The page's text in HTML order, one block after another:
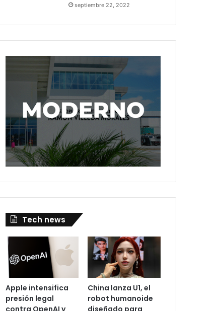
septiembre 22, 2022
Tech news
Apple intensifica
presión legal
contra OpenAI y
China lanza U1, el
robot humanoide
diseñado para